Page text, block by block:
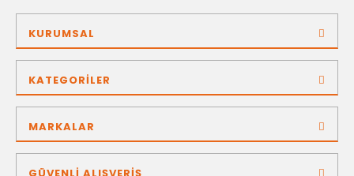
KURUMSAL
KATEGORİLER
MARKALAR